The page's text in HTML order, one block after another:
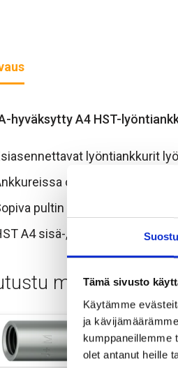
Tämä sivusto
Käytämme
ja
kumppaneillemme
olet antanut heille
hyväksytty A4 HST-
lyöntiankkurit
on metriset kierteet
pultin pituus on 1-1,5 x
A4 sisä-, ulko- ja
myös